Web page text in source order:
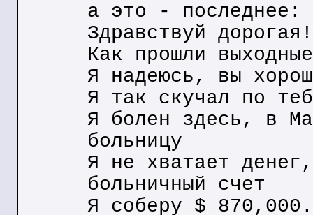
а это -
Здравствуй дорогая!
Как прошли
Я надеюсь, вы
Я так скучал по
Я болен здесь, в
больницу
Я не хватает
больничный счет
Я соберу $